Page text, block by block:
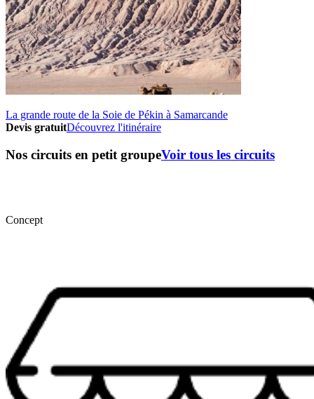
La grande route de la Soie de Pékin à Samarcande
Devis gratuitDécouvrez l'itinéraire
Nos circuits en petit groupeVoir tous les circuits
Concept